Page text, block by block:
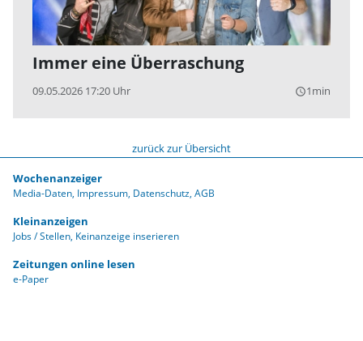
Immer eine Überraschung
09.05.2026 17:20 Uhr query_builder1min
zurück zur Übersicht
Wochenanzeiger
Media-Daten Impressum Datenschutz AGB
Kleinanzeigen
Jobs / Stellen Keinanzeige inserieren
Zeitungen online lesen
e-Paper